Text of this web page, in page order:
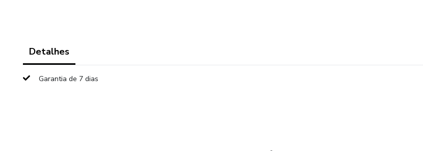
Detalhes
Garantia de 7 dias